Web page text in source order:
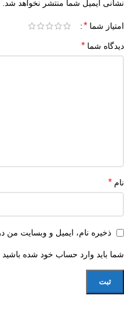
نشانی ایمیل شما منتشر نخواهد شد.
امتیاز شما *
دیدگاه شما *
نام *
ذخیره نام، ایمیل و وبسایت من
شما باید وارد حساب خود شده باشید